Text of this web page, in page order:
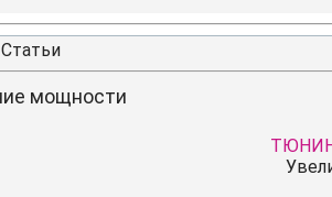
Cтатьи
мощности